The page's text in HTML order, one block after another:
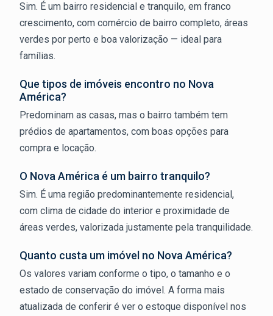
Sim. É um bairro residencial e tranquilo, em franco
crescimento, com comércio de bairro completo, áreas
verdes por perto e boa valorização — ideal para
famílias.
Que tipos de imóveis encontro no Nova
América?
Predominam as casas, mas o bairro também tem
prédios de apartamentos, com boas opções para
compra e locação.
O Nova América é um bairro tranquilo?
Sim. É uma região predominantemente residencial,
com clima de cidade do interior e proximidade de
áreas verdes, valorizada justamente pela tranquilidade.
Quanto custa um imóvel no Nova América?
Os valores variam conforme o tipo, o tamanho e o
estado de conservação do imóvel. A forma mais
atualizada de conferir é ver o estoque disponível nos